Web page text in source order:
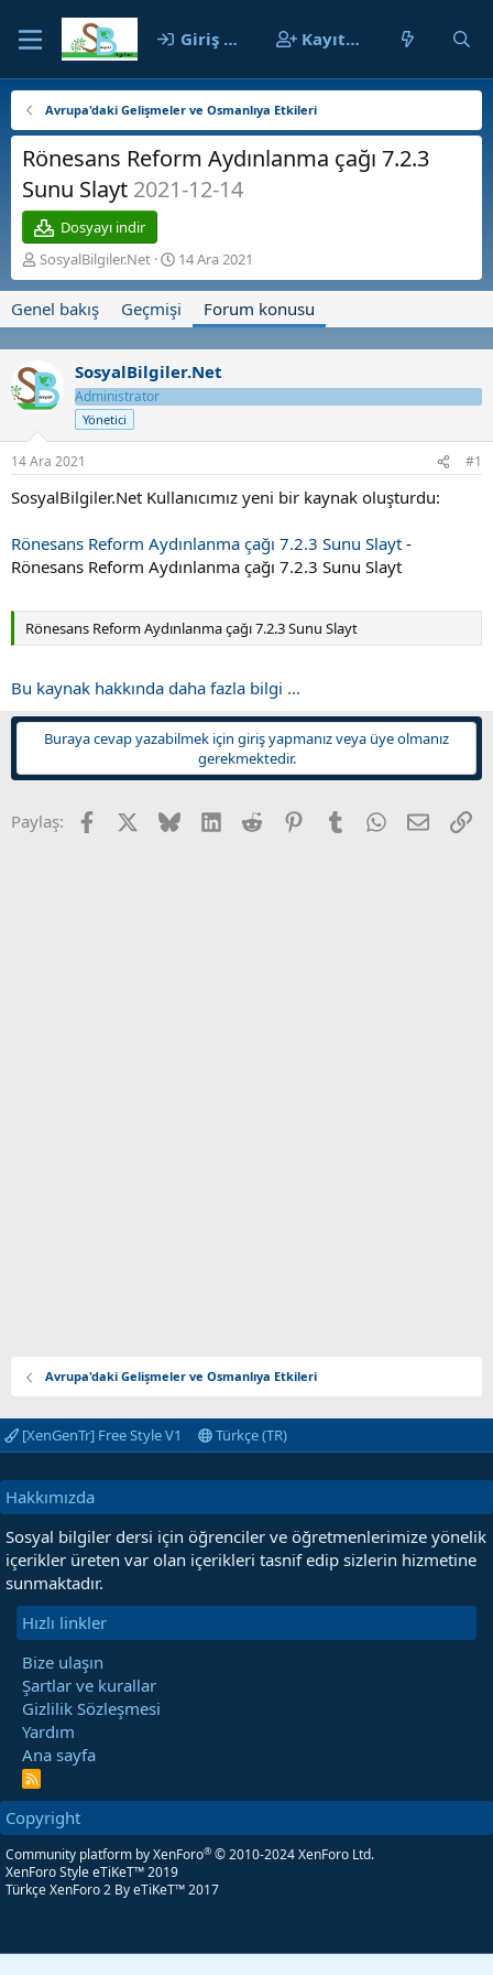
Giriş yap Kayıt ol
Avrupa'daki Gelişmeler ve Osmanlıya Etkileri
Rönesans Reform Aydınlanma çağı 7.2.3
Sunu Slayt 2021-12-14
Dosyayı indir
K
o
b
u
b
ş
l
a
t
SosyalBilgiler.Net
B
a
l
g
t
r
i
14 Ara 2021
Genel bakış Geçmişi Forum konusu
SosyalBilgiler.Net
Administrator
Yönetici
14 Ara 2021 #1
SosyalBilgiler.Net Kullanıcımız yeni bir kaynak oluşturdu:
Rönesans Reform Aydınlanma çağı 7.2.3 Sunu Slayt -
Rönesans Reform Aydınlanma çağı 7.2.3 Sunu Slayt
Rönesans Reform Aydınlanma çağı 7.2.3 Sunu Slayt
Bu kaynak hakkında daha fazla bilgi ...
Buraya cevap yazabilmek için giriş yapmanız veya üye olmanız
gerekmektedir.
Paylaş: Facebook BlueskyLinkedInReddit PinterestTumblr WhatsApp
E-posta
Avrupa'daki Gelişmeler ve Osmanlıya Etkileri
[XenGenTr] Free Style V1 Türkçe (TR)
Hakkımızda
Sosyal bilgiler dersi için öğrenciler ve öğretmenlerimize yönelik
içerikler üreten var olan içerikleri tasnif edip sizlerin hizmetine
sunmaktadır.
Hızlı linkler
Bize ulaşın
Şartlar ve kurallar
Gizlilik Sözleşmesi
Yardım
Ana sayfa
R
S
Copyright
Community platform by XenForo® © 2010-2024 XenForo Ltd.
XenForo Style eTiKeT™ 2019
Türkçe XenForo 2 By eTiKeT™ 2017